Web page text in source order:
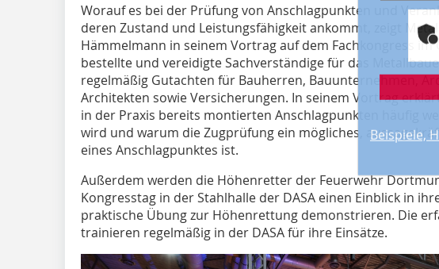
Worauf es bei der Prüfung von Anschlagpunkten und
deren Zustand und Leistungsfähigkeit ankommt, zeigt
Hämmelmann in seinem Vortrag auf dem Fachkongress
bestellte und vereidigte Sachverständige für das
regelmäßig Gutachten für Bauherren, Bauunternehmen,
Architekten sowie Versicherungen. In seinem Vortrag
in der Praxis bereits montierten Anschlagpunkten häufig
wird und warum die Zugprüfung ein mögliches,
eines Anschlagpunktes ist.
Außerdem werden die Höhenretter der Feuerwehr
Kongresstag in der Stahlhalle der DASA einen Einblick in
praktische Übung zur Höhenrettung demonstrieren. Die
trainieren regelmäßig in der DASA für ihre Einsätze.